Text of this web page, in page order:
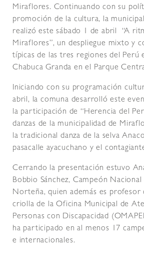
Miraflores. Continuando con su
promoción de la cultura, la
realizó este sábado 1 de abril “A
Miraflores”, un despliegue mixto y
típicas de las tres regiones del Perú
Chabuca Granda en el Parque
Iniciando con su programación
abril, la comuna desarrolló este
la participación de “Herencia del
danzas de la municipalidad de
la tradicional danza de la selva
pasacalle ayacuchano y el
Cerrando la presentación estuvo
Bobbio Sánchez, Campeón
Norteña, quien además es profesor
criolla de la Oficina Municipal de
Personas con Discapacidad
ha participado en al menos 17
e internacionales.